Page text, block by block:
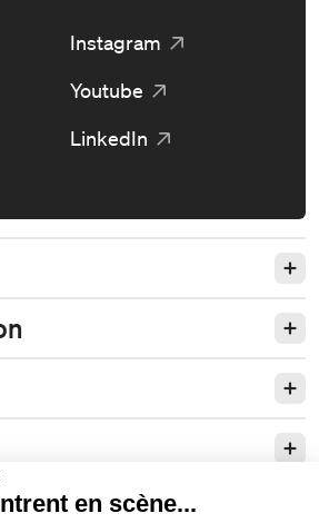
Instagram
Youtube
LinkedIn
partenariats